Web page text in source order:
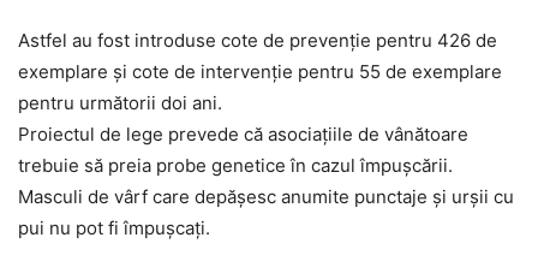
Astfel au fost introduse cote de prevenţie pentru 426 de
exemplare şi cote de intervenţie pentru 55 de exemplare
pentru următorii doi ani.
Proiectul de lege prevede că asociaţiile de vânătoare
trebuie să preia probe genetice în cazul împuşcării.
Masculi de vârf care depăşesc anumite punctaje şi urşii cu
pui nu pot fi împuşcaţi.